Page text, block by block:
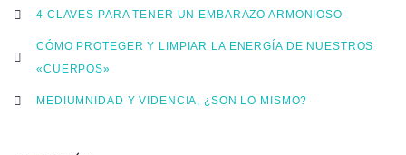
4 CLAVES PARA TENER UN EMBARAZO ARMONIOSO
CÓMO PROTEGER Y LIMPIAR LA ENERGÍA DE NUESTROS
«CUERPOS»
MEDIUMNIDAD Y VIDENCIA, ¿SON LO MISMO?